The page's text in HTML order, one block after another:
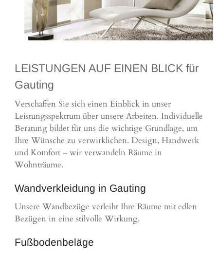
LEISTUNGEN AUF EINEN BLICK für
Gauting
Verschaffen Sie sich einen Einblick in unser
Leistungsspektrum über unsere Arbeiten. Individuelle
Beratung bildet für uns die wichtige Grundlage, um
Ihre Wünsche zu verwirklichen. Design, Handwerk
und Komfort – wir verwandeln Räume in
Wohnträume.
Wandverkleidung in Gauting
Unsere Wandbezüge verleiht Ihre Räume mit edlen
Bezügen in eine stilvolle Wirkung.
Fußbodenbeläge